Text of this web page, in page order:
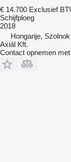
€ 14.700 Exclusief
Schijfploeg
2018
Hongarije, Szolnok
Axiál Kft.
Contact opnemen